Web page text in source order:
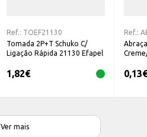
Ref.: TOEF21130
Tomada 2P+T Schuko C/
Ligação Rápida 21130 Efapel
1,82€
Ref.:
0,13€
Ver mais